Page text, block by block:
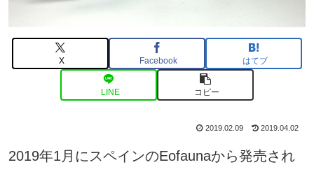
X Facebook はてブ
LINE コピー
2019.02.09 2019.04.02
2019年1月にスペインのEofaunaから発売され